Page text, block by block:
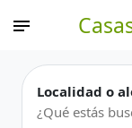
Localidad o